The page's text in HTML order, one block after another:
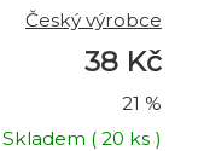
Český výrobce
38 Kč
21 %
Skladem ( 20 ks )